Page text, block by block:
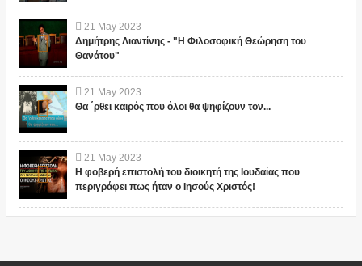
21 May 2023
Δημήτρης Λιαντίνης - "Η Φιλοσοφική Θεώρηση του
Θανάτου"
21 May 2023
Θα ΄ρθει καιρός που όλοι θα ψηφίζουν τον...
21 May 2023
Η φοβερή επιστολή του διοικητή της Ιουδαίας που
περιγράφει πως ήταν ο Ιησούς Χριστός!